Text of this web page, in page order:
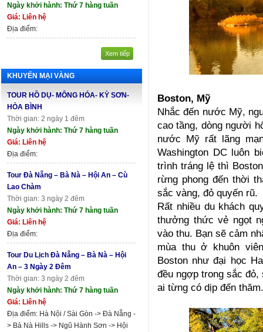
Ngày khởi hành: Thứ 7 hàng tuần
Giá: Liên hệ
Địa điểm:
Xem tiếp
KHUYẾN MẠI VÀNG
TOUR HỒ DỤ- MÔNG HÓA- KỲ SƠN-
HÒA BÌNH
Thời gian: 2 ngày 1 đêm
Ngày khởi hành: Thứ 7 hàng tuần
Giá: Liên hệ
Địa điểm:
Tour Đà Nẵng – Bà Nà – Hội An – Cù
Lao Chàm
Thời gian: 3 ngày 2 đêm
Ngày khởi hành: Thứ 7 hàng tuần
Giá: Liên hệ
Địa điểm:
Tour Du Lịch Đà Nẵng – Bà Nà – Hội
An – 3 Ngày 2 Đêm
Thời gian: 3 ngày 2 đêm
Ngày khởi hành: Thứ 7 hàng tuần
Giá: Liên hệ
Địa điểm: Hà Nội / Sài Gòn -> Đà Nẵng -
> Bà Nà Hills -> Ngũ Hành Sơn -> Hội
Boston, Mỹ
Nhắc đến nước Mỹ,
cao tầng, dòng người
nước Mỹ rất lãng
Washington DC luôn
trình tráng lệ thì
rừng phong đến thời
sắc vàng, đỏ quyến rũ.
Rất nhiều du khách
thưởng thức vẻ ngọt
vào thu. Bạn sẽ cảm
mùa thu ở khuôn
Boston như đại học
đều ngợp trong sắc
ai từng có dịp đến